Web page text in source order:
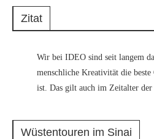
Zitat
Wir bei IDEO sind seit langem
menschliche Kreativität die
ist. Das gilt auch im Zeitalter
Wüstentouren im Sinai